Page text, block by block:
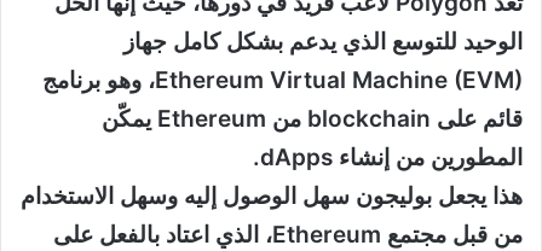
الوحيد للتوسع الذي يدعم بشكل كامل جهاز
Ethereum Virtual Machine (EVM)، وهو برنامج
قائم على blockchain من Ethereum يمكّن
المطورين من إنشاء dApps.
هذا يجعل بوليجون سهل الوصول إليه وسهل الاستخدام
من قبل مجتمع Ethereum، الذي اعتاد بالفعل على